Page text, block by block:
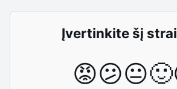
Įvertinkite šį
😡😕😐🙂